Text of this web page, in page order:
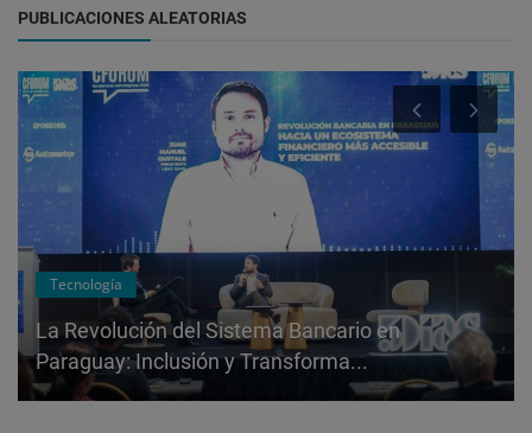
PUBLICACIONES ALEATORIAS
Tecnología
La Revolución del Sistema Bancario en
Paraguay: Inclusión y Transforma...